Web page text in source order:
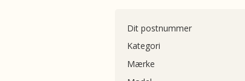
Dit postnummer
Kategori
Mærke